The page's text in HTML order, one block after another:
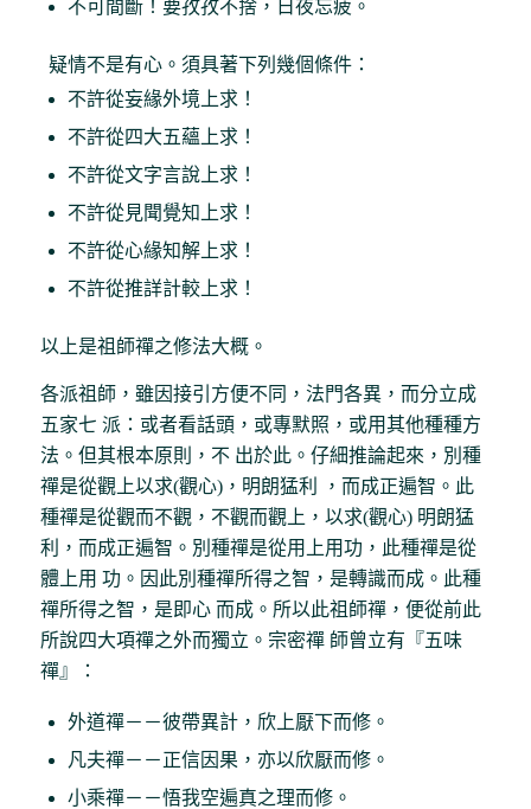
不可間斷！要孜孜不捨，日夜忘疲。
疑情不是有心。須具著下列幾個條件：
不許從妄緣外境上求！
不許從四大五蘊上求！
不許從文字言說上求！
不許從見聞覺知上求！
不許從心緣知解上求！
不許從推詳計較上求！
以上是祖師禪之修法大概。
各派祖師，雖因接引方便不同，法門各異，而分立成
五家七 派：或者看話頭，或專默照，或用其他種種方
法。但其根本原則，不 出於此。仔細推論起來，別種
禪是從觀上以求(觀心)，明朗猛利 ，而成正遍智。此
種禪是從觀而不觀，不觀而觀上，以求(觀心) 明朗猛
利，而成正遍智。別種禪是從用上用功，此種禪是從
體上用 功。因此別種禪所得之智，是轉識而成。此種
禪所得之智，是即心 而成。所以此祖師禪，便從前此
所說四大項禪之外而獨立。宗密禪 師曾立有『五味
禪』：
外道禪－－彼帶異計，欣上厭下而修。
凡夫禪－－正信因果，亦以欣厭而修。
小乘禪－－悟我空遍真之理而修。